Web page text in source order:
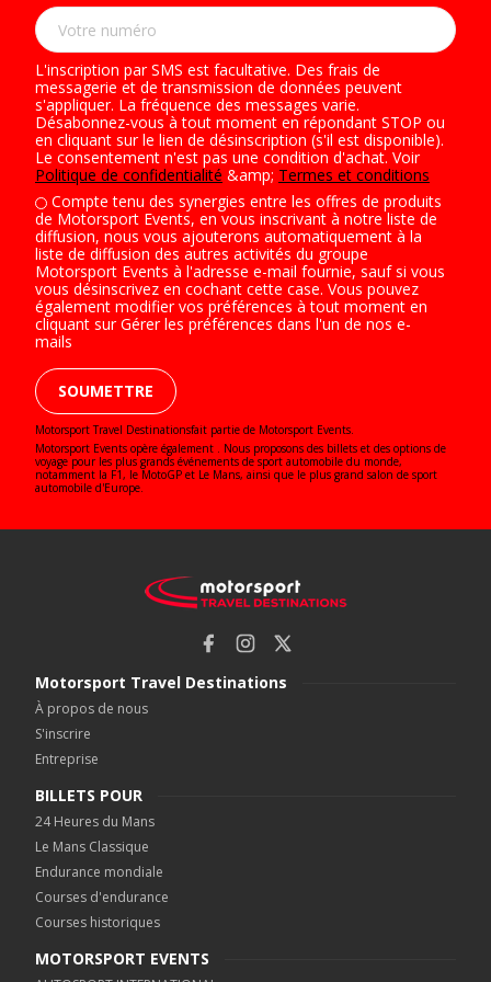
L'inscription par SMS est facultative. Des frais de
messagerie et de transmission de données peuvent
s'appliquer. La fréquence des messages varie.
Désabonnez-vous à tout moment en répondant STOP ou
en cliquant sur le lien de désinscription (s'il est disponible).
Le consentement n'est pas une condition d'achat. Voir
Politique de confidentialité &amp; Termes et conditions
Compte tenu des synergies entre les offres de produits
de Motorsport Events, en vous inscrivant à notre liste de
diffusion, nous vous ajouterons automatiquement à la
liste de diffusion des autres activités du groupe
Motorsport Events à l'adresse e-mail fournie, sauf si vous
vous désinscrivez en cochant cette case. Vous pouvez
également modifier vos préférences à tout moment en
cliquant sur Gérer les préférences dans l'un de nos e-
mails
SOUMETTRE
Motorsport Travel Destinationsfait partie de Motorsport Events.
Motorsport Events opère également . Nous proposons des billets et des options de
voyage pour les plus grands événements de sport automobile du monde,
notamment la F1, le MotoGP et Le Mans, ainsi que le plus grand salon de sport
automobile d'Europe.
Motorsport Travel Destinations
À propos de nous
S'inscrire
Entreprise
BILLETS POUR
24 Heures du Mans
Le Mans Classique
Endurance mondiale
Courses d'endurance
Courses historiques
MOTORSPORT EVENTS